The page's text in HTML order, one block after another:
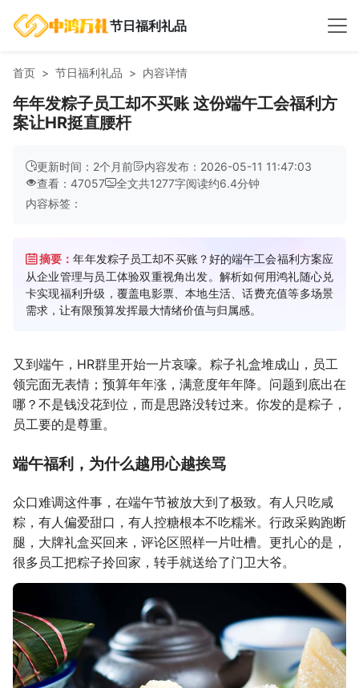
节日福利礼品
首页 节日福利礼品 内容详情
年年发粽子员工却不买账 这份端午工会福利方
案让HR挺直腰杆
更新时间：2个月前
内容发布：2026-05-11 11:47:03
查看：47057
全文共1277字阅读约6.4分钟
内容标签：
摘要：年年发粽子员工却不买账？好的端午工会福利方案应
从企业管理与员工体验双重视角出发。解析如何用鸿礼随心兑
卡实现福利升级，覆盖电影票、本地生活、话费充值等多场景
需求，让有限预算发挥最大情绪价值与归属感。
又到端午，HR群里开始一片哀嚎。粽子礼盒堆成山，员工
领完面无表情；预算年年涨，满意度年年降。问题到底出在
哪？不是钱没花到位，而是思路没转过来。你发的是粽子，
员工要的是尊重。
端午福利，为什么越用心越挨骂
众口难调这件事，在端午节被放大到了极致。有人只吃咸
粽，有人偏爱甜口，有人控糖根本不吃糯米。行政采购跑断
腿，大牌礼盒买回来，评论区照样一片吐槽。更扎心的是，
很多员工把粽子拎回家，转手就送给了门卫大爷。